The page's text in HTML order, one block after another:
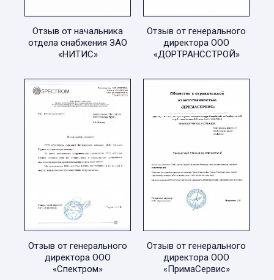
Отзыв от начальника
отдела снабжения ЗАО
«НИТИС»
Отзыв от генерального
директора ООО
«ДОРТРАНССТРОЙ»
Отзыв от генерального
директора ООО
«Спектром»
Отзыв от генерального
директора ООО
«ПримаСервис»